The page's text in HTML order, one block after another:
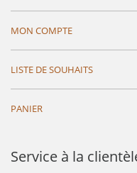
MON COMPTE
LISTE DE SOUHAITS
PANIER
Service à la